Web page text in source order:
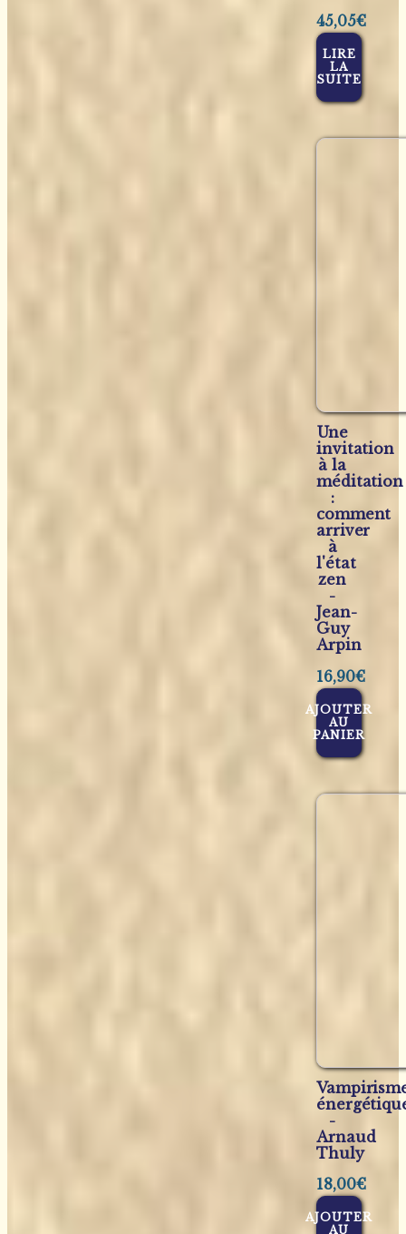
45,05€
LIRE
LA
SUITE
Une
invitation
à la
méditation
:
comment
arriver
à
l'état
zen
-
Jean-
Guy
Arpin
16,90€
AJOUTER
AU
PANIER
-
Arnaud
Thuly
18,00€
AJOUTER
AU